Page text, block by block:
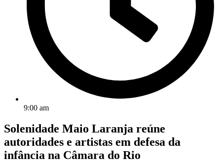
9:00 am
Solenidade Maio Laranja reúne
autoridades e artistas em defesa da
infância na Câmara do Rio